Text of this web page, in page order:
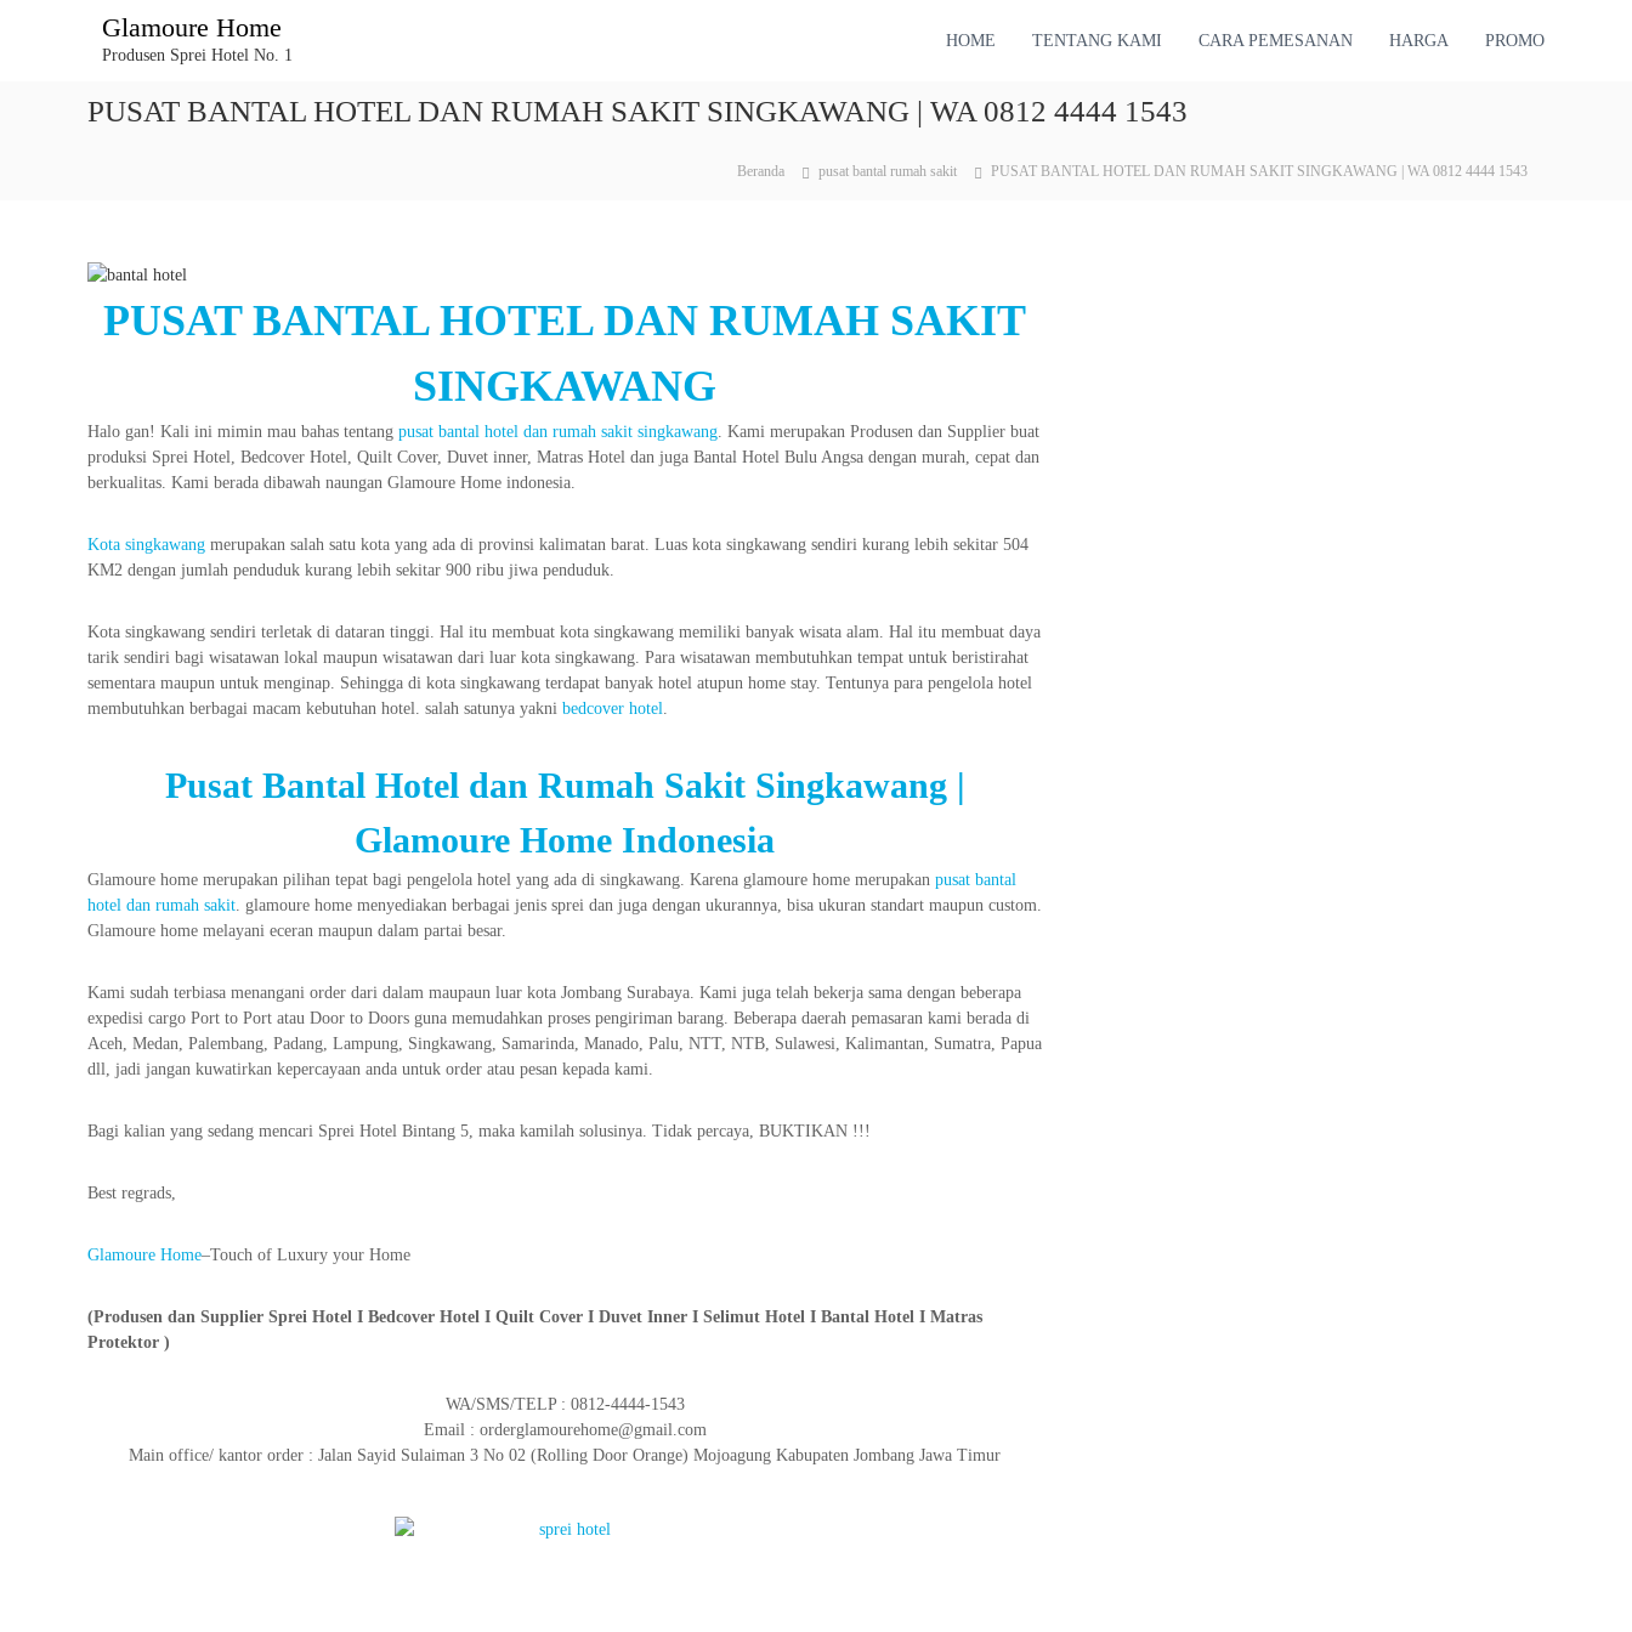
Glamoure Home
Produsen Sprei Hotel No. 1
HOME TENTANG KAMI CARA PEMESANAN HARGA PROMO
PUSAT BANTAL HOTEL DAN RUMAH SAKIT SINGKAWANG | WA 0812 4444 1543
Beranda pusat bantal rumah sakit PUSAT BANTAL HOTEL DAN RUMAH SAKIT SINGKAWANG | WA 0812 4444 1543
PUSAT BANTAL HOTEL DAN RUMAH SAKIT
SINGKAWANG
Halo gan! Kali ini mimin mau bahas tentang pusat bantal hotel dan rumah sakit singkawang. Kami merupakan Produsen dan Supplier buat
produksi Sprei Hotel, Bedcover Hotel, Quilt Cover, Duvet inner, Matras Hotel dan juga Bantal Hotel Bulu Angsa dengan murah, cepat dan
berkualitas. Kami berada dibawah naungan Glamoure Home indonesia.
Kota singkawang merupakan salah satu kota yang ada di provinsi kalimatan barat. Luas kota singkawang sendiri kurang lebih sekitar 504
KM2 dengan jumlah penduduk kurang lebih sekitar 900 ribu jiwa penduduk.
Kota singkawang sendiri terletak di dataran tinggi. Hal itu membuat kota singkawang memiliki banyak wisata alam. Hal itu membuat daya
tarik sendiri bagi wisatawan lokal maupun wisatawan dari luar kota singkawang. Para wisatawan membutuhkan tempat untuk beristirahat
sementara maupun untuk menginap. Sehingga di kota singkawang terdapat banyak hotel atupun home stay. Tentunya para pengelola hotel
membutuhkan berbagai macam kebutuhan hotel. salah satunya yakni bedcover hotel.
Pusat Bantal Hotel dan Rumah Sakit Singkawang |
Glamoure Home Indonesia
Glamoure home merupakan pilihan tepat bagi pengelola hotel yang ada di singkawang. Karena glamoure home merupakan pusat bantal
hotel dan rumah sakit. glamoure home menyediakan berbagai jenis sprei dan juga dengan ukurannya, bisa ukuran standart maupun custom.
Glamoure home melayani eceran maupun dalam partai besar.
Kami sudah terbiasa menangani order dari dalam maupaun luar kota Jombang Surabaya. Kami juga telah bekerja sama dengan beberapa
expedisi cargo Port to Port atau Door to Doors guna memudahkan proses pengiriman barang. Beberapa daerah pemasaran kami berada di
Aceh, Medan, Palembang, Padang, Lampung, Singkawang, Samarinda, Manado, Palu, NTT, NTB, Sulawesi, Kalimantan, Sumatra, Papua
dll, jadi jangan kuwatirkan kepercayaan anda untuk order atau pesan kepada kami.
Bagi kalian yang sedang mencari Sprei Hotel Bintang 5, maka kamilah solusinya. Tidak percaya, BUKTIKAN !!!
Best regrads,
Glamoure Home–Touch of Luxury your Home
(Produsen dan Supplier Sprei Hotel I Bedcover Hotel I Quilt Cover I Duvet Inner I Selimut Hotel I Bantal Hotel I Matras
Protektor )
WA/SMS/TELP : 0812-4444-1543
Email : orderglamourehome@gmail.com
Main office/ kantor order : Jalan Sayid Sulaiman 3 No 02 (Rolling Door Orange) Mojoagung Kabupaten Jombang Jawa Timur